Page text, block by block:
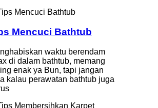
Mencuci Bathtub
waktu berendam
di dalam bathtub, memang
enak ya Bun, tapi jangan
kalau perawatan bathtub juga